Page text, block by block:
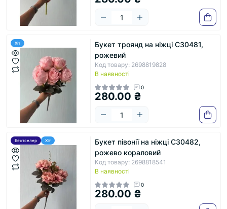
Хіт
Букет троянд на ніжці С30481,
рожевий
Код товару: 2698819828
В наявності
0
280.00 ₴
Бестселер Хіт
Букет півонії на ніжці С30482,
рожево кораловий
Код товару: 2698818541
В наявності
0
280.00 ₴